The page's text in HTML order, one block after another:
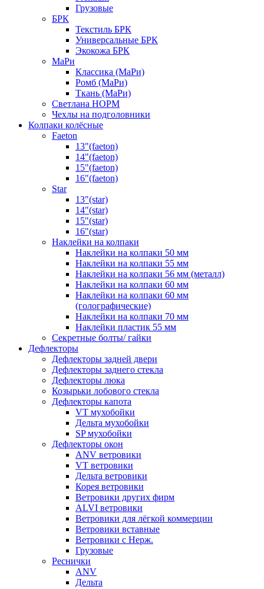
Грузовые
БРК
Текстиль БРК
Универсальные БРК
Экокожа БРК
МаРи
Классика (МаРи)
Ромб (МаРи)
Ткань (МаРи)
Светлана НОРМ
Чехлы на подголовники
Колпаки колёсные
Faeton
13"(faeton)
14"(faeton)
15"(faeton)
16"(faeton)
Star
13"(star)
14"(star)
15"(star)
16"(star)
Наклейки на колпаки
Наклейки на колпаки 50 мм
Наклейки на колпаки 55 мм
Наклейки на колпаки 56 мм (металл)
Наклейки на колпаки 60 мм
Наклейки на колпаки 60 мм
(голографические)
Наклейки на колпаки 70 мм
Наклейки пластик 55 мм
Секретные болты/ гайки
Дефлекторы
Дефлекторы задней двери
Дефлекторы заднего стекла
Дефлекторы люка
Козырьки лобового стекла
Дефлекторы капота
VT мухобойки
Дельта мухобойки
SP мухобойки
Дефлекторы окон
ANV ветровики
VT ветровики
Дельта ветровики
Корея ветровики
Ветровики других фирм
ALVI ветровики
Ветровики для лёгкой коммерции
Ветровики вставные
Ветровики с Нерж.
Грузовые
Реснички
ANV
Дельта